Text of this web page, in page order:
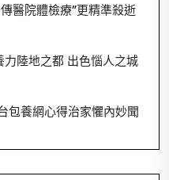
醫院體檢療”更精準殺逝
陸地之都 出色惱人之城
包養網心得治家懼內妙聞